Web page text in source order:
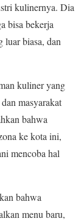
kulinernya. Dia
bisa bekerja
luar biasa, dan
kuliner yang
masyarakat
bahwa
ke kota ini,
mencoba hal
bahwa
menu baru,